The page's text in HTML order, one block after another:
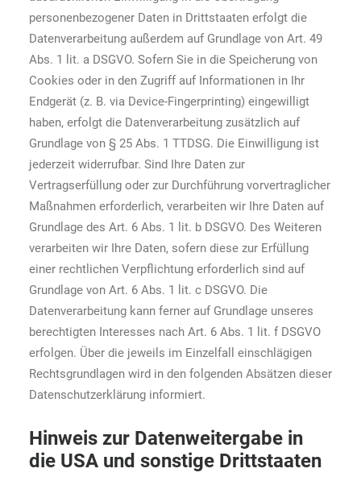
personenbezogener Daten in Drittstaaten erfolgt die
Datenverarbeitung außerdem auf Grundlage von Art. 49
Abs. 1 lit. a DSGVO. Sofern Sie in die Speicherung von
Cookies oder in den Zugriff auf Informationen in Ihr
Endgerät (z. B. via Device-Fingerprinting) eingewilligt
haben, erfolgt die Datenverarbeitung zusätzlich auf
Grundlage von § 25 Abs. 1 TTDSG. Die Einwilligung ist
jederzeit widerrufbar. Sind Ihre Daten zur
Vertragserfüllung oder zur Durchführung vorvertraglicher
Maßnahmen erforderlich, verarbeiten wir Ihre Daten auf
Grundlage des Art. 6 Abs. 1 lit. b DSGVO. Des Weiteren
verarbeiten wir Ihre Daten, sofern diese zur Erfüllung
einer rechtlichen Verpflichtung erforderlich sind auf
Grundlage von Art. 6 Abs. 1 lit. c DSGVO. Die
Datenverarbeitung kann ferner auf Grundlage unseres
berechtigten Interesses nach Art. 6 Abs. 1 lit. f DSGVO
erfolgen. Über die jeweils im Einzelfall einschlägigen
Rechtsgrundlagen wird in den folgenden Absätzen dieser
Datenschutzerklärung informiert.
Hinweis zur Datenweitergabe in
die USA und sonstige Drittstaaten